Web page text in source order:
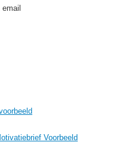
Voorbeeld